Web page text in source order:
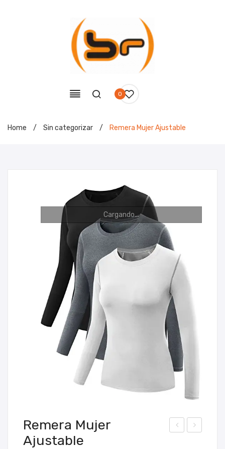
0
Home / Sin categorizar / Remera Mujer Ajustable
Cargando...
Remera Mujer
Ajustable